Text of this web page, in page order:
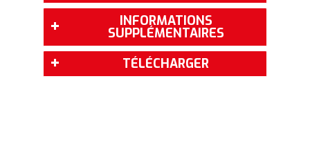
INFORMATIONS
SUPPLÉMENTAIRES
TÉLÉCHARGER